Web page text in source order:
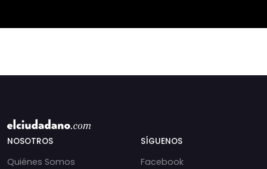
NOSOTROS
Quiénes Somos
SÍGUENOS
Facebook